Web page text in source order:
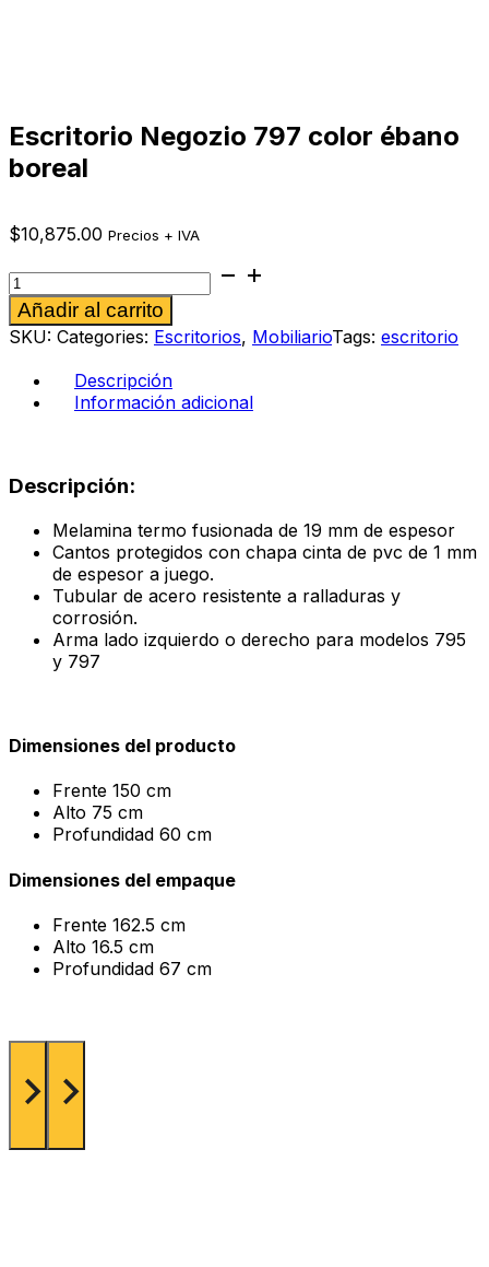
Escritorio Negozio 797 color ébano
boreal
$10,875.00 Precios + IVA
Escritorio
Negozio
797
color
ébano
cantidad
Añadir al carrito
SKU: Categories: Escritorios, MobiliarioTags: escritorio
Descripción
Información adicional
Descripción:
Melamina termo fusionada de 19 mm de espesor
Cantos protegidos con chapa cinta de pvc de 1 mm
de espesor a juego.
Tubular de acero resistente a ralladuras y
corrosión.
Arma lado izquierdo o derecho para modelos 795
y 797
Dimensiones del producto
Frente 150 cm
Alto 75 cm
Profundidad 60 cm
Dimensiones del empaque
Frente 162.5 cm
Alto 16.5 cm
Profundidad 67 cm